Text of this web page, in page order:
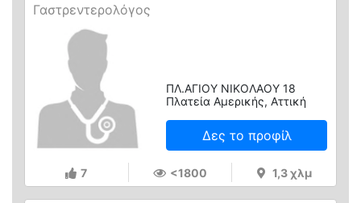
Γαστρεντερολόγος
ΠΛ.ΑΓΙΟΥ ΝΙΚΟΛΑΟΥ 18
Πλατεία Αμερικής, Αττική
Δες το προφίλ
7 <1800 1,3 χλμ